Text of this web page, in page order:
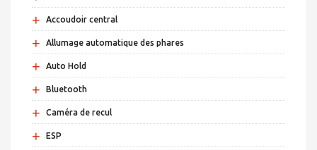
+ Accoudoir central
+ Allumage automatique des phares
+ Auto Hold
+ Bluetooth
+ Caméra de recul
+ ESP